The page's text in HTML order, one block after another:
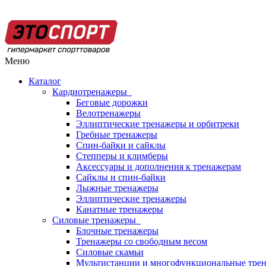
Меню
Каталог
Кардиотренажеры
Беговые дорожки
Велотренажеры
Эллиптические тренажеры и орбитреки
Гребные тренажеры
Спин-байки и сайклы
Степперы и климберы
Аксессуары и дополнения к тренажерам
Сайклы и спин-байки
Лыжные тренажеры
Эллиптические тренажеры
Канатные тренажеры
Силовые тренажеры
Блочные тренажеры
Тренажеры со свободным весом
Силовые скамьи
Мультистанции и многофункциональные